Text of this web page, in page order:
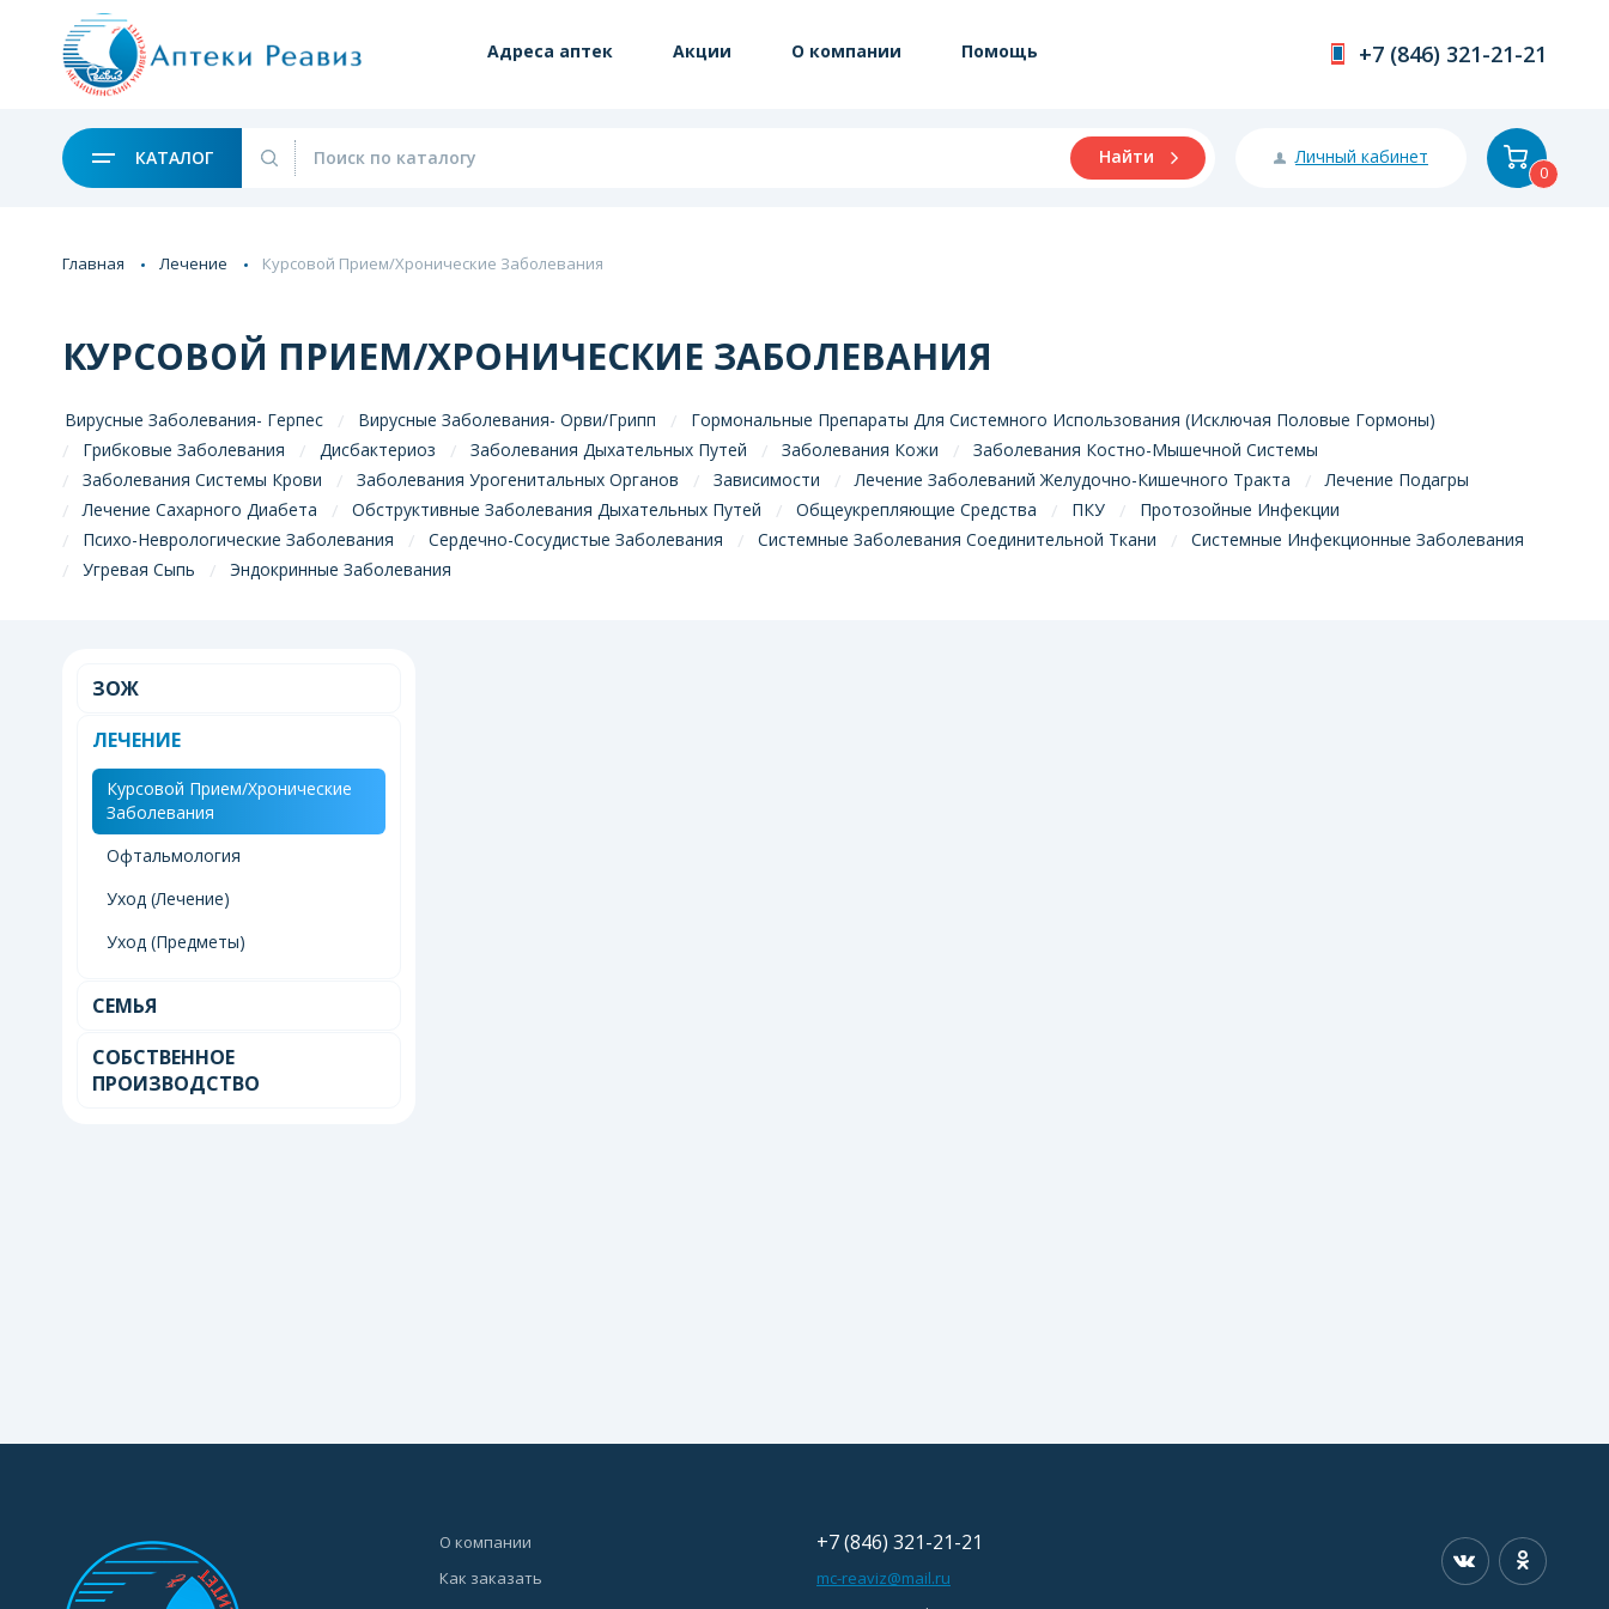
Адреса аптек Акции О компании Помощь +7 (846) 321-21-21
КАТАЛОГ Найти Личный кабинет
0
Главная Лечение Курсовой Прием/Хронические Заболевания
КУРСОВОЙ ПРИЕМ/ХРОНИЧЕСКИЕ ЗАБОЛЕВАНИЯ
Вирусные Заболевания- Герпес Вирусные Заболевания- Орви/Грипп
Гормональные Препараты Для Системного Использования (Исключая Половые Гормоны)
Грибковые Заболевания
Дисбактериоз Заболевания Дыхательных Путей Заболевания Кожи
Заболевания Костно-Мышечной Системы
Заболевания Системы Крови
Заболевания Урогенитальных Органов Зависимости Лечение Заболеваний Желудочно-Кишечного Тракта
Лечение Подагры
Лечение Сахарного Диабета
Обструктивные Заболевания Дыхательных Путей Общеукрепляющие Средства ПКУ
Протозойные Инфекции
Психо-Неврологические Заболевания
Сердечно-Сосудистые Заболевания Системные Заболевания Соединительной Ткани
Системные Инфекционные Заболевания
Угревая Сыпь
Эндокринные Заболевания
ЗОЖ
ЛЕЧЕНИЕ
Курсовой Прием/Хронические
Заболевания
Офтальмология
Уход (Лечение)
Уход (Предметы)
СЕМЬЯ
СОБСТВЕННОЕ
ПРОИЗВОДСТВО
О компании
Как заказать
+7 (846) 321-21-21
mc-reaviz@mail.ru